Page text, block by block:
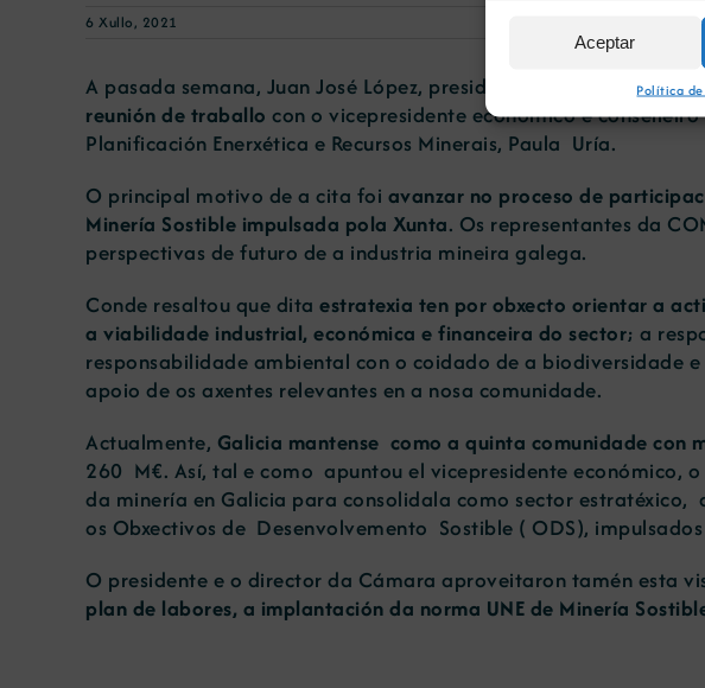
Aceptar
Política
6 Xullo, 2021
A pasada semana, Juan José López, presidente da Cámara
reunión de traballo con o vicepresidente económico e
Planificación Enerxética e Recursos Minerais, Paula Uría.
O principal motivo de a cita foi avanzar no proceso de
Minería Sostible impulsada pola Xunta. Os representantes da
perspectivas de futuro de a industria mineira galega.
Conde resaltou que dita estratexia ten por obxecto orientar a
a viabilidade industrial, económica e financeira do sector; a
responsabilidade ambiental con o coidado de a biodiversidade
apoio de os axentes relevantes en a nosa comunidade.
Actualmente, Galicia mantense como a quinta comunidade con
260 M€. Así, tal e como apuntou el vicepresidente económico,
da minería en Galicia para consolidala como sector
os Obxectivos de Desenvolvemento Sostible ( ODS),
O presidente e o director da Cámara aproveitaron tamén esta
plan de labores, a implantación da norma UNE de Minería